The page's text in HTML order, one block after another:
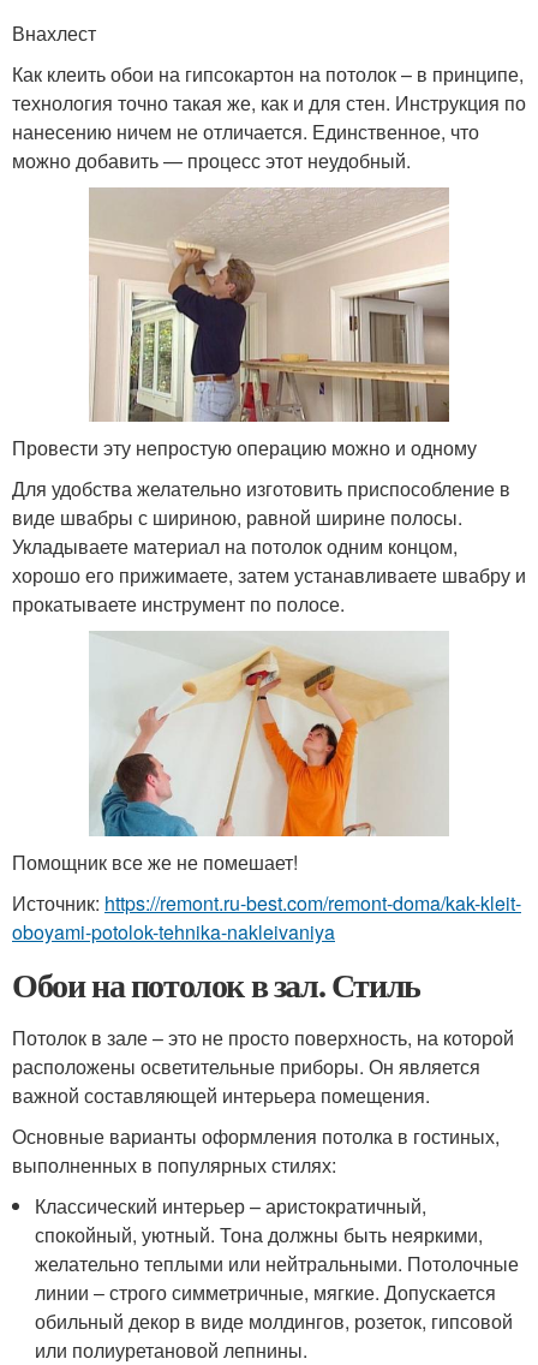
Внахлест
Как клеить обои на гипсокартон на потолок – в принципе,
технология точно такая же, как и для стен. Инструкция по
нанесению ничем не отличается. Единственное, что
можно добавить — процесс этот неудобный.
Провести эту непростую операцию можно и одному
Для удобства желательно изготовить приспособление в
виде швабры с шириною, равной ширине полосы.
Укладываете материал на потолок одним концом,
хорошо его прижимаете, затем устанавливаете швабру и
прокатываете инструмент по полосе.
Помощник все же не помешает!
Источник: https://remont.ru-best.com/remont-doma/kak-kleit-
oboyami-potolok-tehnika-nakleivaniya
Обои на потолок в зал. Стиль
Потолок в зале – это не просто поверхность, на которой
расположены осветительные приборы. Он является
важной составляющей интерьера помещения.
Основные варианты оформления потолка в гостиных,
выполненных в популярных стилях:
Классический интерьер – аристократичный,
спокойный, уютный. Тона должны быть неяркими,
желательно теплыми или нейтральными. Потолочные
линии – строго симметричные, мягкие. Допускается
обильный декор в виде молдингов, розеток, гипсовой
или полиуретановой лепнины.